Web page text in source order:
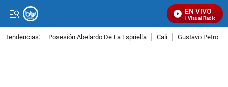
EN VIVO
Señal Visual Radio
Tendencias: Posesión Abelardo De La Espriella Cali Gustavo Petro